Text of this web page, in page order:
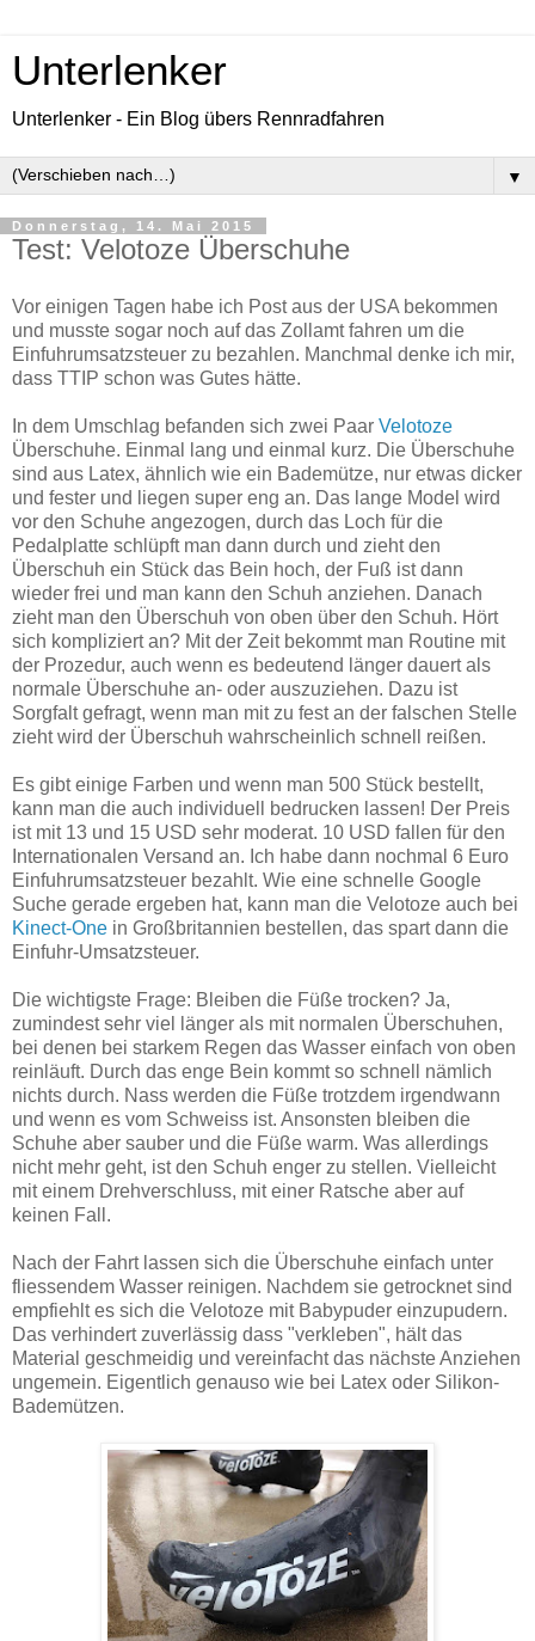
Unterlenker
Unterlenker - Ein Blog übers Rennradfahren
▼
Donnerstag, 14. Mai 2015
Test: Velotoze Überschuhe
Vor einigen Tagen habe ich Post aus der USA bekommen
und musste sogar noch auf das Zollamt fahren um die
Einfuhrumsatzsteuer zu bezahlen. Manchmal denke ich mir,
dass TTIP schon was Gutes hätte.
In dem Umschlag befanden sich zwei Paar Velotoze
Überschuhe. Einmal lang und einmal kurz. Die Überschuhe
sind aus Latex, ähnlich wie ein Bademütze, nur etwas dicker
und fester und liegen super eng an. Das lange Model wird
vor den Schuhe angezogen, durch das Loch für die
Pedalplatte schlüpft man dann durch und zieht den
Überschuh ein Stück das Bein hoch, der Fuß ist dann
wieder frei und man kann den Schuh anziehen. Danach
zieht man den Überschuh von oben über den Schuh. Hört
sich kompliziert an? Mit der Zeit bekommt man Routine mit
der Prozedur, auch wenn es bedeutend länger dauert als
normale Überschuhe an- oder auszuziehen. Dazu ist
Sorgfalt gefragt, wenn man mit zu fest an der falschen Stelle
zieht wird der Überschuh wahrscheinlich schnell reißen.
Es gibt einige Farben und wenn man 500 Stück bestellt,
kann man die auch individuell bedrucken lassen! Der Preis
ist mit 13 und 15 USD sehr moderat. 10 USD fallen für den
Internationalen Versand an. Ich habe dann nochmal 6 Euro
Einfuhrumsatzsteuer bezahlt. Wie eine schnelle Google
Suche gerade ergeben hat, kann man die Velotoze auch bei
Kinect-One in Großbritannien bestellen, das spart dann die
Einfuhr-Umsatzsteuer.
Die wichtigste Frage: Bleiben die Füße trocken? Ja,
zumindest sehr viel länger als mit normalen Überschuhen,
bei denen bei starkem Regen das Wasser einfach von oben
reinläuft. Durch das enge Bein kommt so schnell nämlich
nichts durch. Nass werden die Füße trotzdem irgendwann
und wenn es vom Schweiss ist. Ansonsten bleiben die
Schuhe aber sauber und die Füße warm. Was allerdings
nicht mehr geht, ist den Schuh enger zu stellen. Vielleicht
mit einem Drehverschluss, mit einer Ratsche aber auf
keinen Fall.
Nach der Fahrt lassen sich die Überschuhe einfach unter
fliessendem Wasser reinigen. Nachdem sie getrocknet sind
empfiehlt es sich die Velotoze mit Babypuder einzupudern.
Das verhindert zuverlässig dass "verkleben", hält das
Material geschmeidig und vereinfacht das nächste Anziehen
ungemein. Eigentlich genauso wie bei Latex oder Silikon-
Bademützen.